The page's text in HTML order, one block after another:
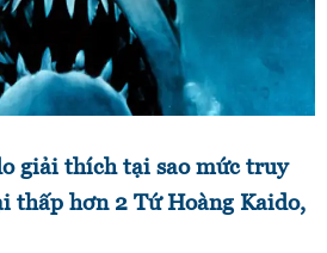
giải thích tại sao mức truy
thấp hơn 2 Tứ Hoàng Kaido,